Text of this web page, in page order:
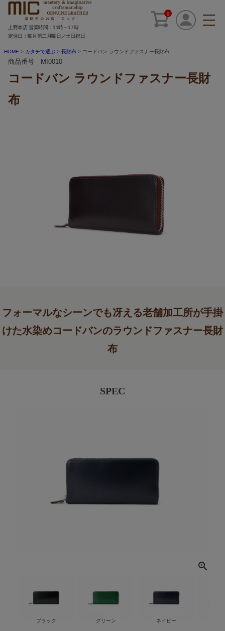
0
上野本店 営業時間：11時～17時
定休日：毎月第二月曜日／土日祝日
HOME カタチで選ぶ 長財布 コードバン ラウンドファスナー長財布
商品番号 MI0010
コードバン ラウンドファスナー長財
布
フォーマルなシーンでも冴える老舗加工所が手掛
けた水染めコードバンのラウンドファスナー長財
布
SPEC
ブラック グリーン ネイビー